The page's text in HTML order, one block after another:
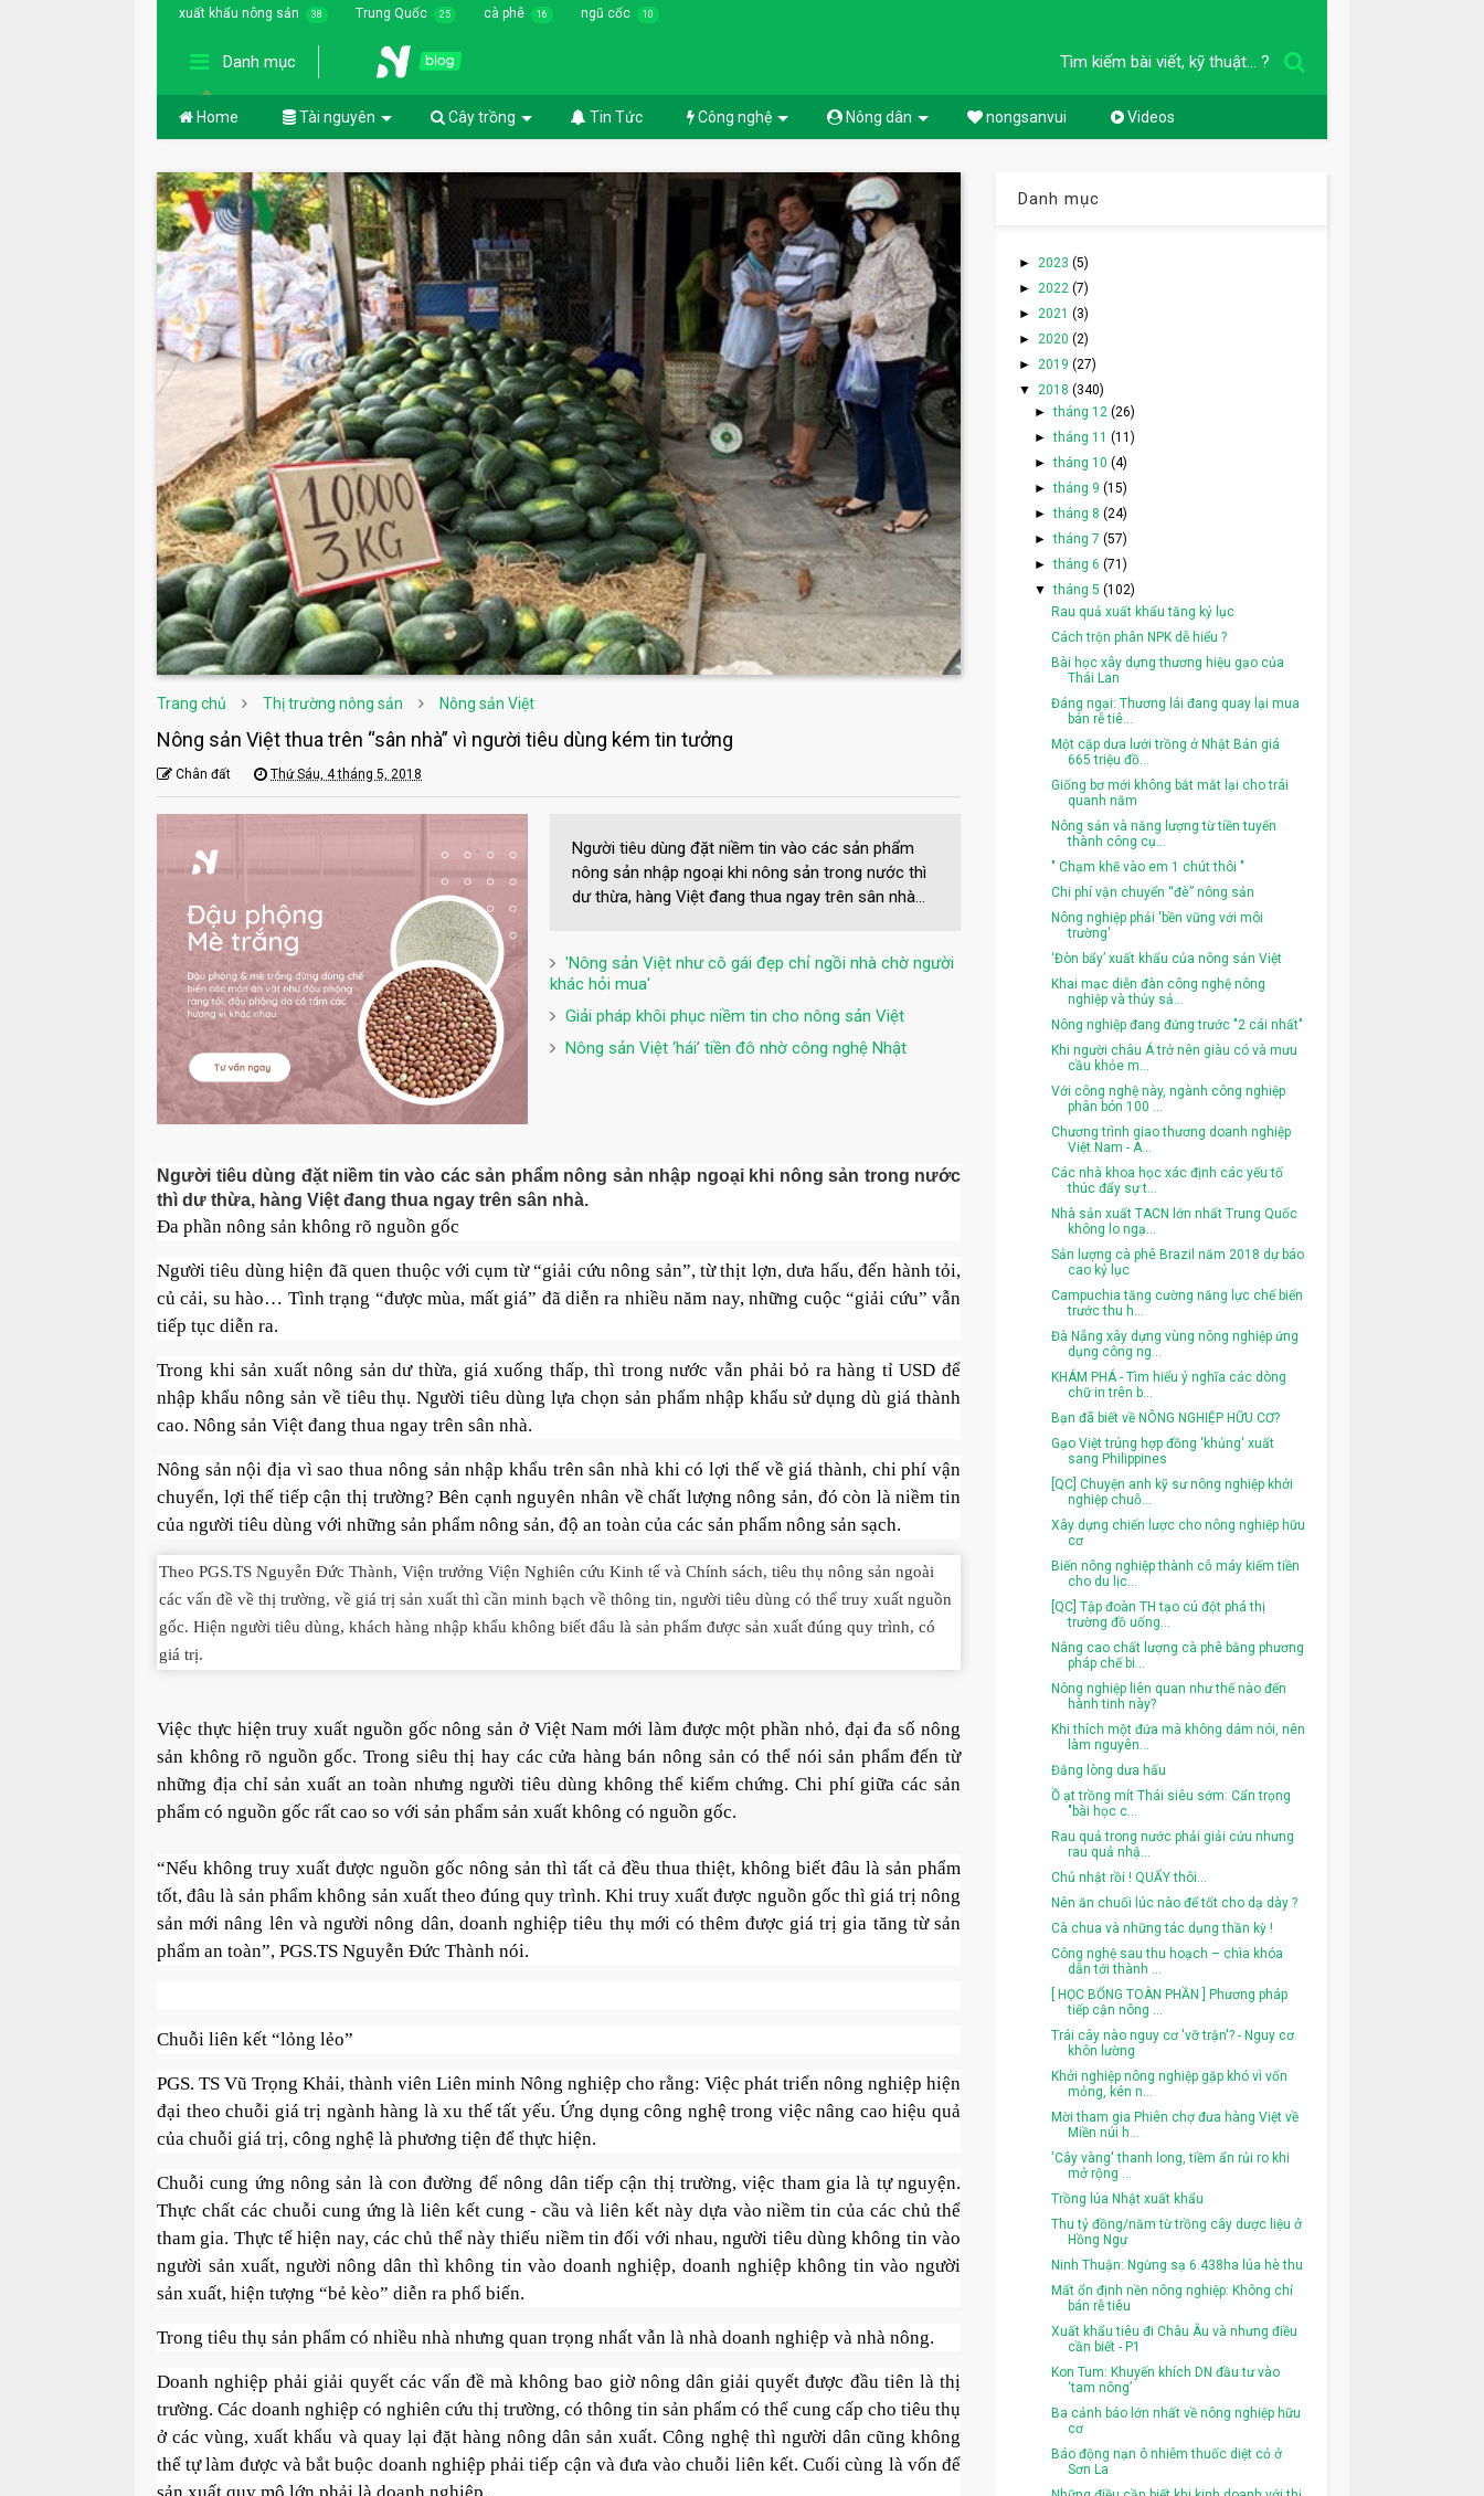
xuất khẩu nông sản 38 Trung Quốc 25 cà phê 16 ngũ cốc 10
Danh mục Tìm kiếm bài viết, kỹ thuật... ?
Home Tài nguyên Cây trồng Tin Tức Công nghệ Nông dân nongsanvui Videos
Trang chủ Thị trường nông sản Nông sản Việt
Nông sản Việt thua trên “sân nhà” vì người tiêu dùng kém tin tưởng
Chân đất Thứ Sáu, 4 tháng 5, 2018
Người tiêu dùng đặt niềm tin vào các sản phẩm
nông sản nhập ngoại khi nông sản trong nước thì
dư thừa, hàng Việt đang thua ngay trên sân nhà...
'Nông sản Việt như cô gái đẹp chỉ ngồi nhà chờ người
khác hỏi mua'
Giải pháp khôi phục niềm tin cho nông sản Việt
Nông sản Việt ‘hái’ tiền đô nhờ công nghệ Nhật
Người tiêu dùng đặt niềm tin vào các sản phẩm nông sản nhập ngoại khi nông sản trong nước
thì dư thừa, hàng Việt đang thua ngay trên sân nhà.
Đa phần nông sản không rõ nguồn gốc
Người tiêu dùng hiện đã quen thuộc với cụm từ “giải cứu nông sản”, từ thịt lợn, dưa hấu, đến hành tỏi,
củ cải, su hào… Tình trạng “được mùa, mất giá” đã diễn ra nhiều năm nay, những cuộc “giải cứu” vẫn
tiếp tục diễn ra.
Trong khi sản xuất nông sản dư thừa, giá xuống thấp, thì trong nước vẫn phải bỏ ra hàng tỉ USD để
nhập khẩu nông sản về tiêu thụ. Người tiêu dùng lựa chọn sản phẩm nhập khẩu sử dụng dù giá thành
cao. Nông sản Việt đang thua ngay trên sân nhà.
Nông sản nội địa vì sao thua nông sản nhập khẩu trên sân nhà khi có lợi thế về giá thành, chi phí vận
chuyển, lợi thế tiếp cận thị trường? Bên cạnh nguyên nhân về chất lượng nông sản, đó còn là niềm tin
của người tiêu dùng với những sản phẩm nông sản, độ an toàn của các sản phẩm nông sản sạch.
Theo PGS.TS Nguyễn Đức Thành, Viện trưởng Viện Nghiên cứu Kinh tế và Chính sách, tiêu thụ nông sản ngoài
các vấn đề về thị trường, về giá trị sản xuất thì cần minh bạch về thông tin, người tiêu dùng có thể truy xuất nguồn
gốc. Hiện người tiêu dùng, khách hàng nhập khẩu không biết đâu là sản phẩm được sản xuất đúng quy trình, có
giá trị.
Việc thực hiện truy xuất nguồn gốc nông sản ở Việt Nam mới làm được một phần nhỏ, đại đa số nông
sản không rõ nguồn gốc. Trong siêu thị hay các cửa hàng bán nông sản có thể nói sản phẩm đến từ
những địa chỉ sản xuất an toàn nhưng người tiêu dùng không thể kiểm chứng. Chi phí giữa các sản
phẩm có nguồn gốc rất cao so với sản phẩm sản xuất không có nguồn gốc.
“Nếu không truy xuất được nguồn gốc nông sản thì tất cả đều thua thiệt, không biết đâu là sản phẩm
tốt, đâu là sản phẩm không sản xuất theo đúng quy trình. Khi truy xuất được nguồn gốc thì giá trị nông
sản mới nâng lên và người nông dân, doanh nghiệp tiêu thụ mới có thêm được giá trị gia tăng từ sản
phẩm an toàn”, PGS.TS Nguyễn Đức Thành nói.
Chuỗi liên kết “lỏng lẻo”
PGS. TS Vũ Trọng Khải, thành viên Liên minh Nông nghiệp cho rằng: Việc phát triển nông nghiệp hiện
đại theo chuỗi giá trị ngành hàng là xu thế tất yếu. Ứng dụng công nghệ trong việc nâng cao hiệu quả
của chuỗi giá trị, công nghệ là phương tiện để thực hiện.
Chuỗi cung ứng nông sản là con đường để nông dân tiếp cận thị trường, việc tham gia là tự nguyện.
Thực chất các chuỗi cung ứng là liên kết cung - cầu và liên kết này dựa vào niềm tin của các chủ thể
tham gia. Thực tế hiện nay, các chủ thể này thiếu niềm tin đối với nhau, người tiêu dùng không tin vào
người sản xuất, người nông dân thì không tin vào doanh nghiệp, doanh nghiệp không tin vào người
sản xuất, hiện tượng “bẻ kèo” diễn ra phổ biến.
Trong tiêu thụ sản phẩm có nhiều nhà nhưng quan trọng nhất vẫn là nhà doanh nghiệp và nhà nông.
Doanh nghiệp phải giải quyết các vấn đề mà không bao giờ nông dân giải quyết được đầu tiên là thị
trường. Các doanh nghiệp có nghiên cứu thị trường, có thông tin sản phẩm có thể cung cấp cho tiêu thụ
ở các vùng, xuất khẩu và quay lại đặt hàng nông dân sản xuất. Công nghệ thì người dân cũng không
thể tự làm được và bắt buộc doanh nghiệp phải tiếp cận và đưa vào chuỗi liên kết. Cuối cùng là vốn để
Danh mục
► 2023 (5)
► 2022 (7)
► 2021 (3)
► 2020 (2)
► 2019 (27)
▼ 2018 (340)
►tháng 12(26)
►tháng 11(11)
►tháng 10(4)
►tháng 9(15)
►tháng 8(24)
►tháng 7(57)
►tháng 6(71)
▼tháng 5(102)
Rau quả xuất khẩu tăng kỷ lục
Cách trộn phân NPK dễ hiểu ?
Bài học xây dựng thương hiệu gạo của
Thái Lan
Đáng ngại: Thương lái đang quay lại mua
bán rễ tiê...
Một cặp dưa lưới trồng ở Nhật Bản giá
665 triệu đồ...
Giống bơ mới không bắt mắt lại cho trái
quanh năm
Nông sản và năng lượng từ tiền tuyến
thành công cụ...
" Chạm khẽ vào em 1 chút thôi "
Chi phí vận chuyển “đè” nông sản
Nông nghiệp phải 'bền vững với môi
trường'
‘Đòn bẩy’ xuất khẩu của nông sản Việt
Khai mạc diễn đàn công nghệ nông
nghiệp và thủy sả...
Nông nghiệp đang đứng trước "2 cái nhất"
Khi người châu Á trở nên giàu có và mưu
cầu khỏe m...
Với công nghệ này, ngành công nghiệp
phân bón 100 ...
Chương trình giao thương doanh nghiệp
Việt Nam - A...
Các nhà khoa học xác định các yếu tố
thúc đẩy sự t...
Nhà sản xuất TACN lớn nhất Trung Quốc
không lo ngạ...
Sản lượng cà phê Brazil năm 2018 dự báo
cao kỷ lục
Campuchia tăng cường năng lực chế biến
trước thu h...
Đà Nẵng xây dựng vùng nông nghiệp ứng
dụng công ng...
KHÁM PHÁ - Tìm hiểu ý nghĩa các dòng
chữ in trên b...
Bạn đã biết về NÔNG NGHIỆP HỮU CƠ?
Gạo Việt trúng hợp đồng 'khủng' xuất
sang Philippines
[QC] Chuyện anh kỹ sư nông nghiệp khởi
nghiệp chuỗ...
Xây dựng chiến lược cho nông nghiệp hữu
cơ
Biến nông nghiệp thành cỗ máy kiếm tiền
cho du lịc...
[QC] Tập đoàn TH tạo cú đột phá thị
trường đồ uống...
Nâng cao chất lượng cà phê bằng phương
pháp chế bi...
Nông nghiệp liên quan như thế nào đến
hành tinh này?
Khi thích một đứa mà không dám nói, nên
làm nguyên...
Đắng lòng dưa hấu
Ồ ạt trồng mít Thái siêu sớm: Cẩn trọng
"bài học c...
Rau quả trong nước phải giải cứu nhưng
rau quả nhậ...
Chủ nhật rồi ! QUẨY thôi...
Nên ăn chuối lúc nào để tốt cho dạ dày ?
Cà chua và những tác dụng thần kỳ !
Công nghệ sau thu hoạch – chìa khóa
dẫn tới thành ...
[ HỌC BỔNG TOÀN PHẦN ] Phương pháp
tiếp cận nông ...
Trái cây nào nguy cơ 'vỡ trận'? - Nguy cơ
khôn lường
Khởi nghiệp nông nghiệp gặp khó vì vốn
mỏng, kén n...
Mời tham gia Phiên chợ đưa hàng Việt về
Miền núi h...
'Cây vàng' thanh long, tiềm ẩn rủi ro khi
mở rộng ...
Trồng lúa Nhật xuất khẩu
Thu tỷ đồng/năm từ trồng cây dược liệu ở
Hồng Ngự
Ninh Thuận: Ngừng sạ 6.438ha lúa hè thu
Mất ổn định nền nông nghiệp: Không chỉ
bán rễ tiêu
Xuất khẩu tiêu đi Châu Âu và nhưng điều
cần biết - P1
Kon Tum: Khuyến khích DN đầu tư vào
‘tam nông’
Ba cảnh báo lớn nhất về nông nghiệp hữu
cơ
Báo động nạn ô nhiễm thuốc diệt cỏ ở
Sơn La